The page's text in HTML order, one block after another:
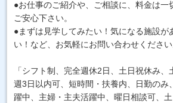
●お仕事のご紹介や、ご相談に、料金は一
ご安心下さい。
●まずは見学してみたい！気になる施設が
い！など、お気軽にお問い合わせください
「シフト制、完全週休2日、土日祝休み、
週3日以内可、短時間・扶養内、日勤のみ
躍中、主婦・主夫活躍中、曜日相談可、